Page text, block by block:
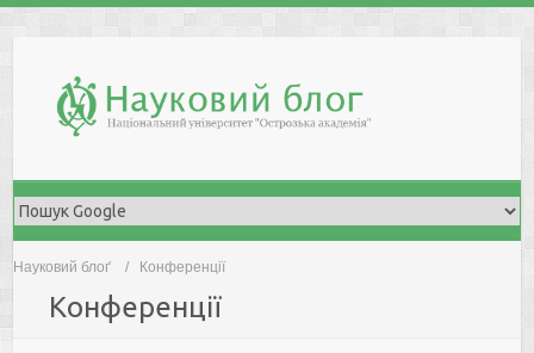
Науковий блоґ Конференції
Конференції